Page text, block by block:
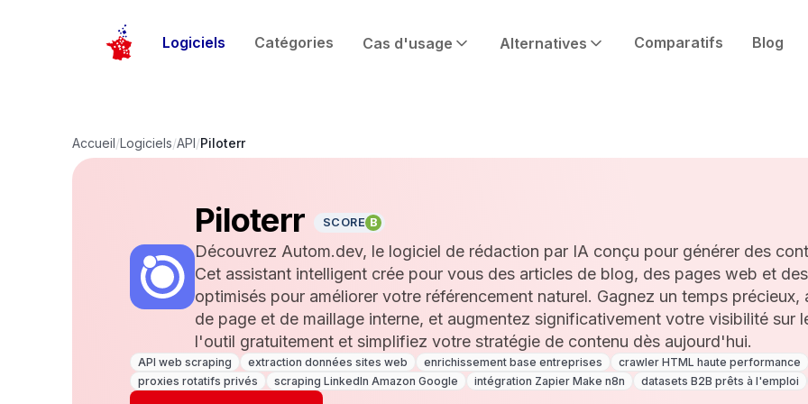
Logiciels Catégories Cas d'usage Alternatives Comparatifs Blog
Accueil/Logiciels/API/Piloterr
Piloterr SCORE B
Découvrez Autom.dev, le logiciel de rédaction par IA conçu pour générer des
Cet assistant intelligent crée pour vous des articles de blog, des pages web et
optimisés pour améliorer votre référencement naturel. Gagnez un temps
de page et de maillage interne, et augmentez significativement votre visibilité sur
l'outil gratuitement et simplifiez votre stratégie de contenu dès aujourd'hui.
API web scraping extraction données sites web enrichissement base entreprises
crawler HTML haute performance
proxies rotatifs privés
scraping LinkedIn Amazon Google intégration Zapier Make n8n datasets B2B prêts à l'emploi